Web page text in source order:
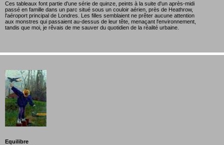
Ces tableaux font partie d'une série de quinze, peints à la suite d'un après-midi
passé en famille dans un parc situé sous un couloir aérien, près de Heathrow,
l'aéroport principal de Londres. Les filles semblaient ne prêter aucune attention
aux monstres qui passaient au-dessus de leur tête, menaçant l'environnement,
tandis que moi, je rêvais de me sauver du quotidien de la réalité urbaine.
Equilibre